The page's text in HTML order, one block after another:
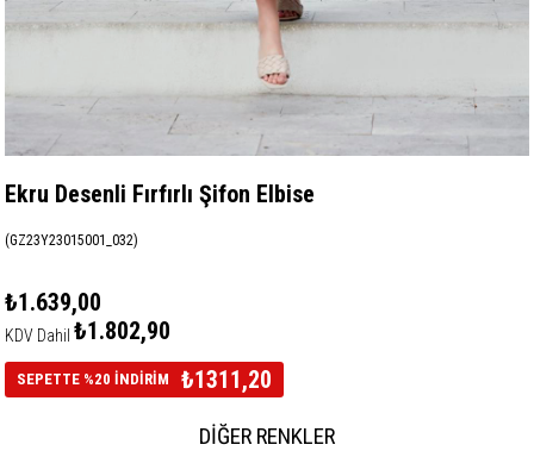
Ekru Desenli Fırfırlı Şifon Elbise
(GZ23Y23015001_032)
₺1.639,00
KDV Dahil ₺1.802,90
SEPETTE %20 İNDİRİM ₺1311,20
DIĞER RENKLER